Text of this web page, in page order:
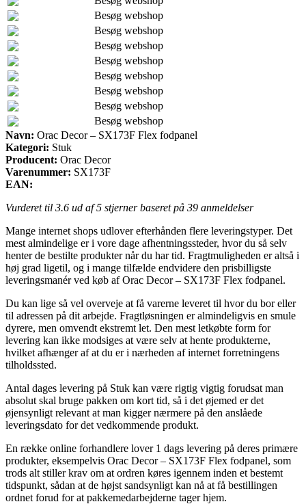
Besøg webshop
Besøg webshop
Besøg webshop
Besøg webshop
Besøg webshop
Besøg webshop
Besøg webshop
Besøg webshop
Navn: Orac Decor – SX173F Flex fodpanel
Kategori: Stuk
Producent: Orac Decor
Varenummer: SX173F
EAN:
Vurderet til 3.6 ud af 5 stjerner baseret på 39 anmeldelser
Mange internet shops udlover efterhånden flere leveringstyper. Det
mest almindelige er i vore dage afhentningssteder, hvor du så selv
henter de bestilte produkter når du har tid. Fragtmuligheden er altså i
høj grad ligetil, og i mange tilfælde endvidere den prisbilligste
leveringsmanér ved køb af Orac Decor – SX173F Flex fodpanel.
Du kan lige så vel overveje at få varerne leveret til hvor du bor eller
til adressen på dit arbejde. Fragtløsningen er almindeligvis en smule
dyrere, men omvendt ekstremt let. Den mest letkøbte form for
levering kan ikke modsiges at være selv at hente produkterne,
hvilket afhænger af at du er i nærheden af internet forretningens
tilholdssted.
Antal dages levering på Stuk kan være rigtig vigtig forudsat man
absolut skal bruge pakken om kort tid, så i det øjemed er det
øjensynligt relevant at man kigger nærmere på den anslåede
leveringsdato for det vedkommende produkt.
En række online forhandlere lover 1 dags levering på deres primære
produkter, eksempelvis Orac Decor – SX173F Flex fodpanel, som
trods alt stiller krav om at ordren køres igennem inden et bestemt
tidspunkt, sådan at de højst sandsynligt kan nå at få bestillingen
ordnet forud for at pakkemedarbejderne tager hjem.